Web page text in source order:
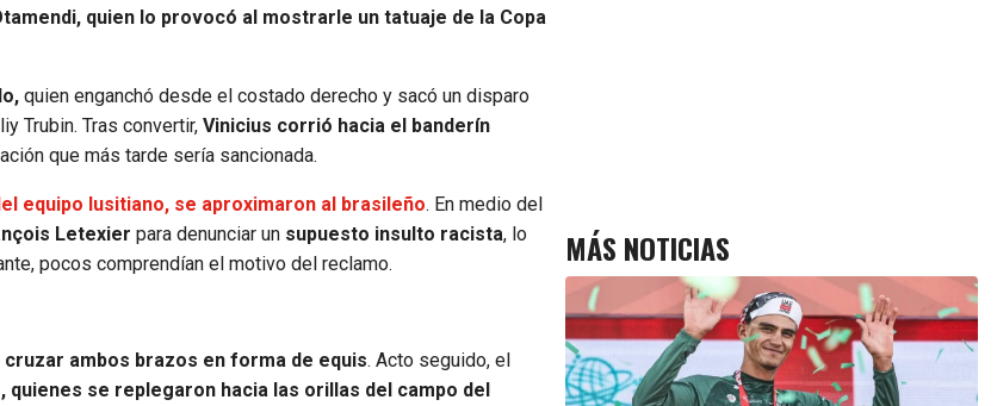
quien lo provocó al mostrarle un tatuaje de la Copa
quien enganchó desde el costado derecho y sacó un disparo
Trubin. Tras convertir, Vinicius corrió hacia el banderín
que más tarde sería sancionada.
equipo lusitiano, se aproximaron al brasileño. En medio del
Letexier para denunciar un supuesto insulto racista, lo
pocos comprendían el motivo del reclamo.
ambos brazos en forma de equis. Acto seguido, el
quienes se replegaron hacia las orillas del campo del
MÁS NOTICIAS